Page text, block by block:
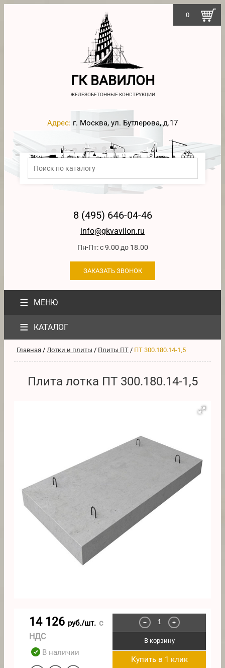
ГК ВАВИЛОН
ЖЕЛЕЗОБЕТОННЫЕ КОНСТРУКЦИИ
Адрес: г. Москва, ул. Бутлерова, д.17
8 (495) 646-04-46
info@gkvavilon.ru
Пн-Пт: с 9.00 до 18.00
ЗАКАЗАТЬ ЗВОНОК
≡ МЕНЮ
0
≡ КАТАЛОГ
Главная / Лотки и плиты / Плиты ПТ / ПТ 300.180.14-1,5
Плита лотка ПТ 300.180.14-1,5
14 126 руб./шт. с
НДС
В наличии
− +
В корзину
Купить в 1 клик